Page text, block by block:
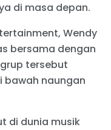
di masa depan.
Wendy
bersama dengan
tersebut
bawah naungan
di dunia musik